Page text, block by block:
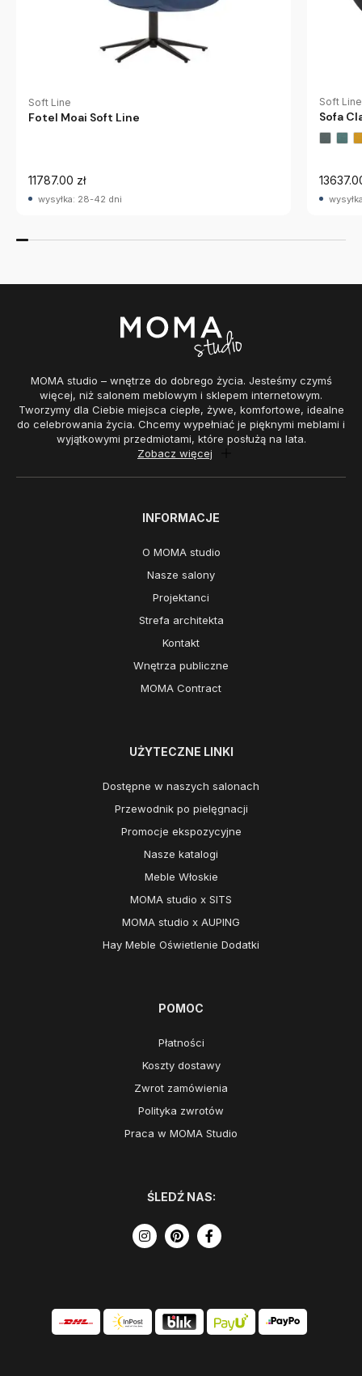
Soft Line
Fotel Moai Soft Line
11787.00 zł
wysyłka: 28-42 dni
Soft Line
Sofa
MOMA studio – wnętrze do dobrego życia. Jesteśmy czymś
więcej, niż salonem meblowym i sklepem internetowym.
Tworzymy dla Ciebie miejsca ciepłe, żywe, komfortowe, idealne
do celebrowania życia. Chcemy wypełniać je pięknymi meblami i
wyjątkowymi przedmiotami, które posłużą na lata.
Zobacz więcej
INFORMACJE
O MOMA studio
Nasze salony
Projektanci
Strefa architekta
Kontakt
Wnętrza publiczne
MOMA Contract
UŻYTECZNE LINKI
Dostępne w naszych salonach
Przewodnik po pielęgnacji
Promocje ekspozycyjne
Nasze katalogi
Meble Włoskie
MOMA studio x SITS
MOMA studio x AUPING
Hay Meble Oświetlenie Dodatki
POMOC
Płatności
Koszty dostawy
Zwrot zamówienia
Polityka zwrotów
Praca w MOMA Studio
ŚLEDŹ NAS: